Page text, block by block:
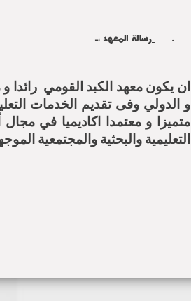
· رسالة المعهد :ـ
ان يكون معهد الكبد القومي رائدا
و الدولي وفى تقديم الخدمات
متميزا و معتمدا اكاديميا في
التعليمية والبحثية والمجتمعية